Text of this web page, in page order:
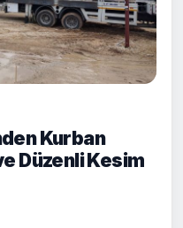
Kurban
Düzenli Kesim